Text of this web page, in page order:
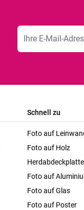
E-Mailadresse
Schnell zu
Foto auf
Foto auf Holz
Foto auf
Foto auf Glas
Foto auf Poster